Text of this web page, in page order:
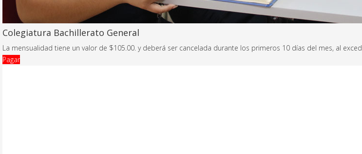
Colegiatura Bachillerato General
La mensualidad tiene un valor de $105.00. y deberá ser cancelada durante los primeros 10 días del mes, al
Pagar